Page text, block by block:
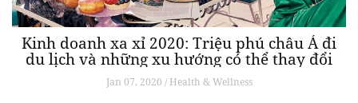
Kinh doanh xa xỉ 2020: Triệu phú châu Á đi
du lịch và những xu hướng có thể thay đổi
ngành du lịch thượng lưu
Jan 07, 2020 / Health & Wellness